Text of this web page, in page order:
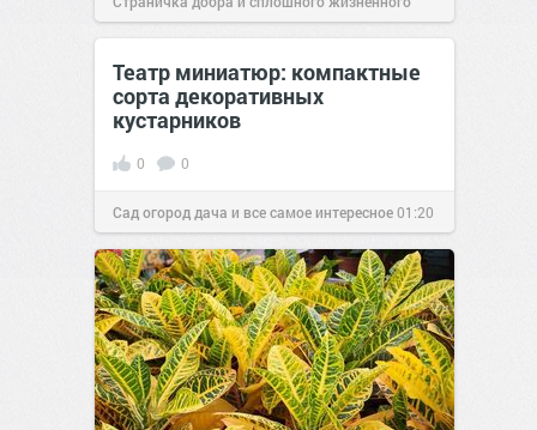
позитива! 12:15 05 авг 2024
Театр миниатюр: компактные
сорта декоративных
кустарников
0 0
Сад огород дача и все самое интересное01:20
11 сен 2016